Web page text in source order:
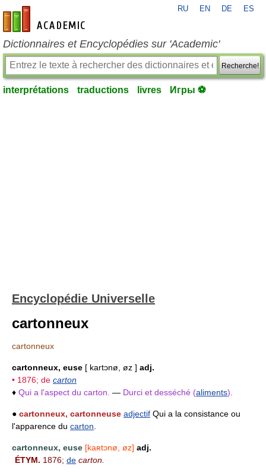
fr-academic.com
RU EN DE ES
Dictionnaires et Encyclopédies sur 'Academic'
Recherche!
interprétations traductions livres Игры ⚽
Encyclopédie Universelle
cartonneux
cartonneux
cartonneux, euse [ kartɔnø, øz ] adj.
• 1876; de carton
♦ Qui a l'aspect du carton. — Durci et desséché (aliments).
● cartonneux, cartonneuse adjectif Qui a la consistance ou
l'apparence du carton
cartonneux, euse [kaʀtɔnø, øz] adj.
ÉTYM. 1876; de carton.